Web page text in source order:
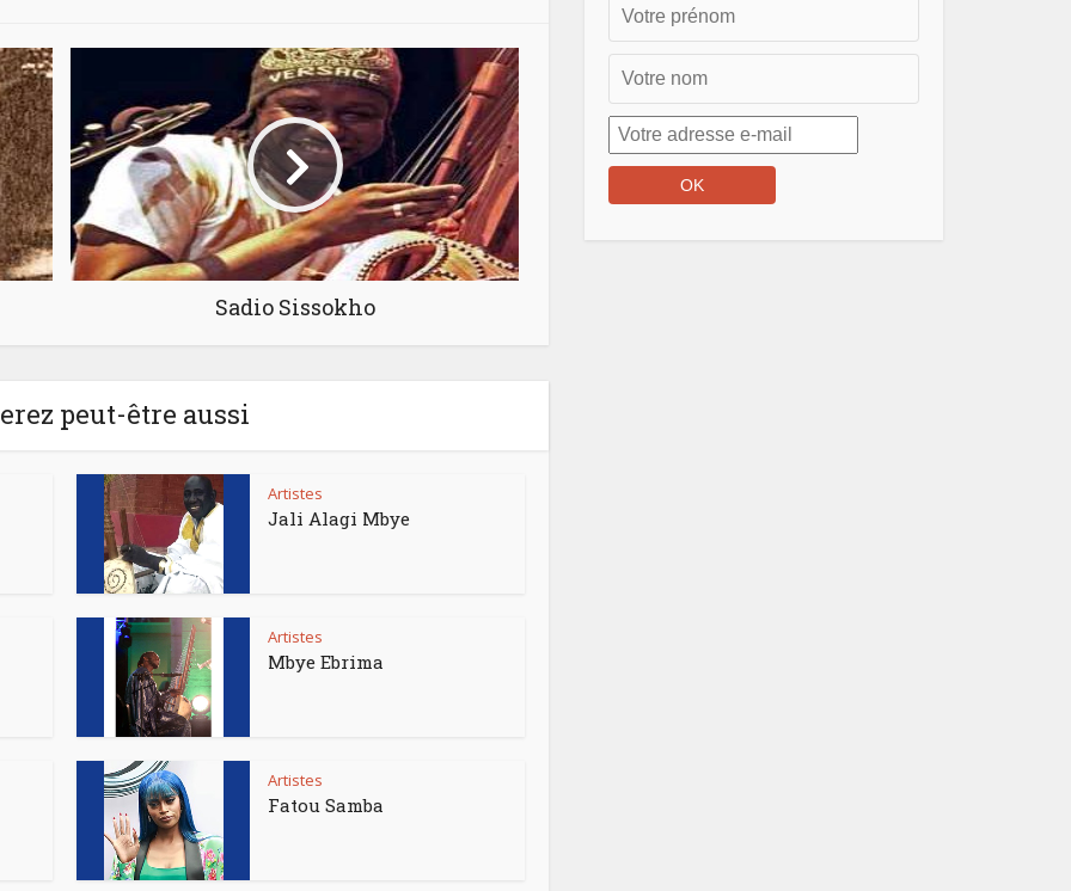
Sadio Sissokho
peut-être aussi
Artistes
Jali Alagi Mbye
Artistes
Mbye Ebrima
Artistes
Fatou Samba